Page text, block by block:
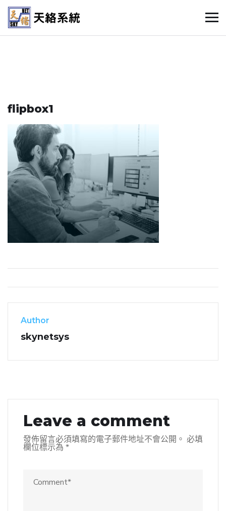
flipbox1
Author
skynetsys
Leave a comment
發佈留言必須填寫的電子郵件地址不會公開。 必填
欄位標示為 *